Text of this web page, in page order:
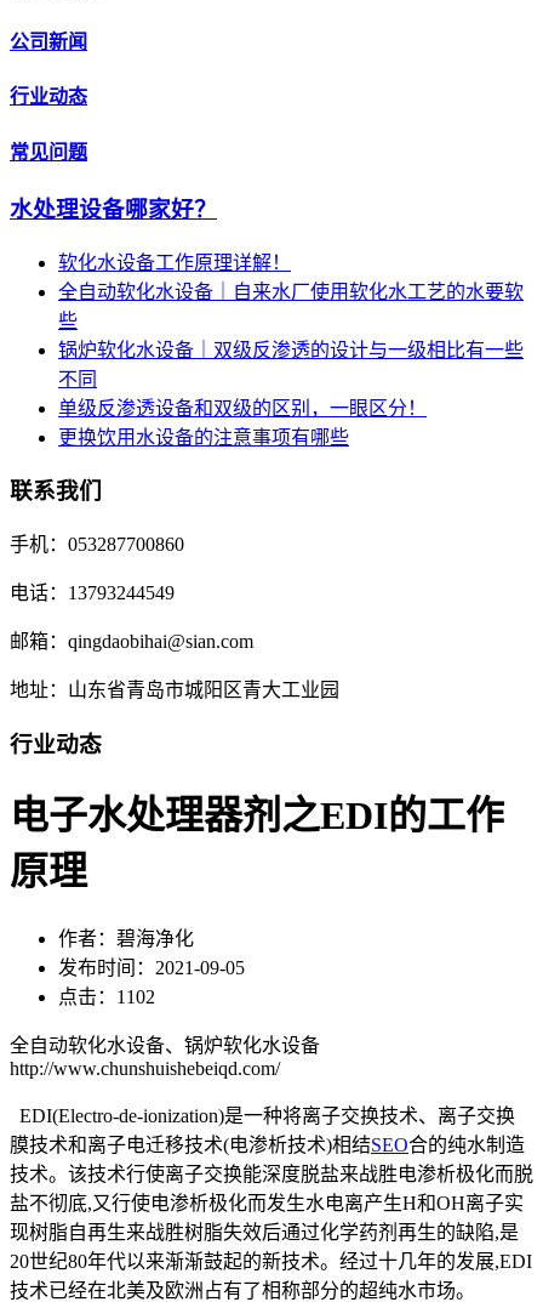
公司新闻
行业动态
常见问题
水处理设备哪家好？
软化水设备工作原理详解！
全自动软化水设备｜自来水厂使用软化水工艺的水要软
些
锅炉软化水设备｜双级反渗透的设计与一级相比有一些
不同
单级反渗透设备和双级的区别，一眼区分！
更换饮用水设备的注意事项有哪些
联系我们
手机：053287700860
电话：13793244549
邮箱：qingdaobihai@sian.com
地址：山东省青岛市城阳区青大工业园
行业动态
电子水处理器剂之EDI的工作
原理
作者：碧海净化
发布时间：2021-09-05
点击：1102
全自动软化水设备、锅炉软化水设备
http://www.chunshuishebeiqd.com/
EDI(Electro-de-ionization)是一种将离子交换技术、离子交换
膜技术和离子电迁移技术(电渗析技术)相结SEO合的纯水制造
技术。该技术行使离子交换能深度脱盐来战胜电渗析极化而脱
盐不彻底,又行使电渗析极化而发生水电离产生H和OH离子实
现树脂自再生来战胜树脂失效后通过化学药剂再生的缺陷,是
20世纪80年代以来渐渐鼓起的新技术。经过十几年的发展,EDI
技术已经在北美及欧洲占有了相称部分的超纯水市场。